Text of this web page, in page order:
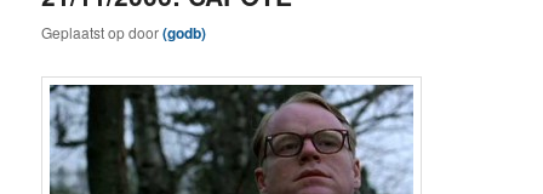
Geplaatst opdoor(godb)